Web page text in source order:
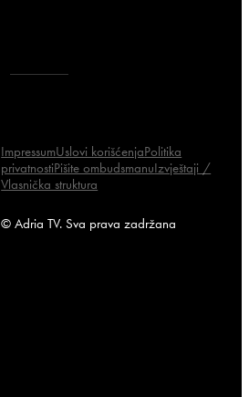
ImpressumUslovi korišćenjaPolitika
privatnostiPišite ombudsmanuIzvještaji /
Vlasnička struktura
© Adria TV. Sva prava zadržana